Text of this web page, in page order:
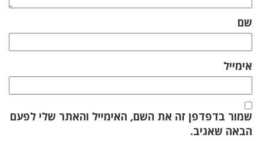
שם
אימייל
שמור בדפדפן זה את השם, האימייל והאתר שלי לפעם
הבאה שאגיב.